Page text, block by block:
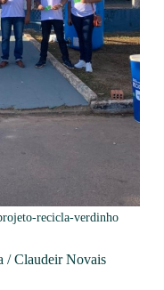
recicla-verdinho
/ Claudeir Novais